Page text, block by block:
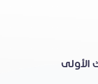
الأولى